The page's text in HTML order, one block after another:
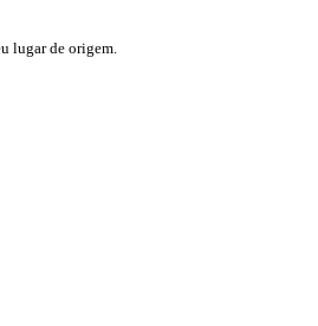
lugar de origem.